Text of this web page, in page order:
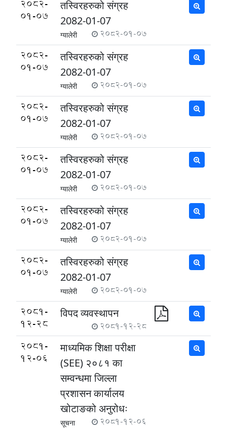
2082-
01-07
तस्विरहरुको संग्रह
2082-01-07
ग्यालेरी 2082-01-07
2082-
01-07
तस्विरहरुको संग्रह
2082-01-07
ग्यालेरी 2082-01-07
2082-
01-07
तस्विरहरुको संग्रह
2082-01-07
ग्यालेरी 2082-01-07
2082-
01-07
तस्विरहरुको संग्रह
2082-01-07
ग्यालेरी 2082-01-07
2082-
01-07
तस्विरहरुको संग्रह
2082-01-07
ग्यालेरी 2082-01-07
2082-
01-07
तस्विरहरुको संग्रह
2082-01-07
ग्यालेरी 2082-01-07
2081-
12-28
विपद व्यवस्थापन
2081-12-28
2081-
12-06
माध्यमिक शिक्षा परीक्षा
(SEE) २०८१ का
सम्वन्धमा जिल्ला
प्रशासन कार्यालय
खोटाङको अनुरोधः
सूचना 2081-12-06